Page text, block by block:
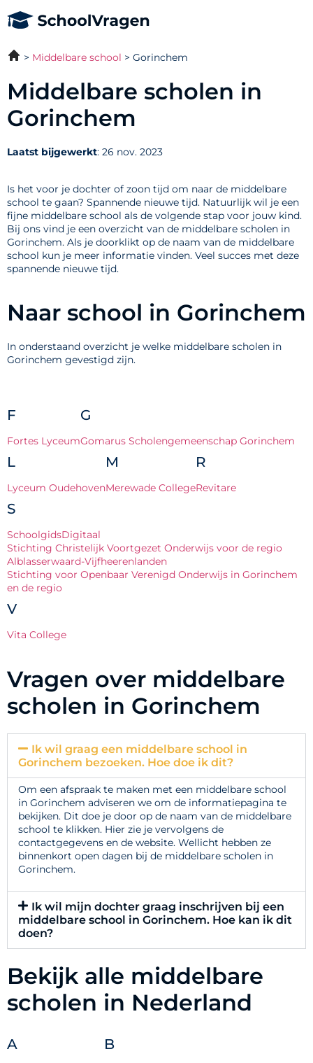
Middelbare school Gorinchem
Middelbare scholen in
Gorinchem
Laatst bijgewerkt: 26 nov. 2023
Is het voor je dochter of zoon tijd om naar de middelbare
school te gaan? Spannende nieuwe tijd. Natuurlijk wil je een
fijne middelbare school als de volgende stap voor jouw kind.
Bij ons vind je een overzicht van de middelbare scholen in
Gorinchem. Als je doorklikt op de naam van de middelbare
school kun je meer informatie vinden. Veel succes met deze
spannende nieuwe tijd.
Naar school in Gorinchem
In onderstaand overzicht je welke middelbare scholen in
Gorinchem gevestigd zijn.
F
Fortes Lyceum
G
Gomarus Scholengemeenschap Gorinchem
L
Lyceum Oudehoven
M
Merewade College
R
Revitare
S
SchoolgidsDigitaal
Stichting Christelijk Voortgezet Onderwijs voor de regio
Alblasserwaard-Vijfheerenlanden
Stichting voor Openbaar Verenigd Onderwijs in Gorinchem
en de regio
V
Vita College
Vragen over middelbare
scholen in Gorinchem
Ik wil graag een middelbare school in
Gorinchem bezoeken. Hoe doe ik dit?
Om een afspraak te maken met een middelbare school
in Gorinchem adviseren we om de informatiepagina te
bekijken. Dit doe je door op de naam van de middelbare
school te klikken. Hier zie je vervolgens de
contactgegevens en de website. Wellicht hebben ze
binnenkort open dagen bij de middelbare scholen in
Gorinchem.
Ik wil mijn dochter graag inschrijven bij een
middelbare school in Gorinchem. Hoe kan ik dit
doen?
Bekijk alle middelbare
scholen in Nederland
A B